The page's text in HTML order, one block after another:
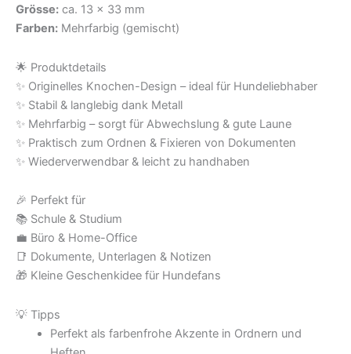
Grösse: ca. 13 × 33 mm
Farben: Mehrfarbig (gemischt)
🌟 Produktdetails
✨ Originelles Knochen-Design – ideal für Hundeliebhaber
✨ Stabil & langlebig dank Metall
✨ Mehrfarbig – sorgt für Abwechslung & gute Laune
✨ Praktisch zum Ordnen & Fixieren von Dokumenten
✨ Wiederverwendbar & leicht zu handhaben
🎉 Perfekt für
📚 Schule & Studium
💼 Büro & Home-Office
📑 Dokumente, Unterlagen & Notizen
🎁 Kleine Geschenkidee für Hundefans
💡 Tipps
Perfekt als farbenfrohe Akzente in Ordnern und